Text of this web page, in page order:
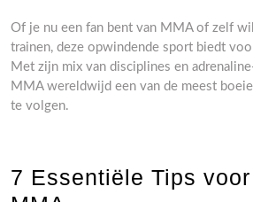
Of je nu een fan bent van MMA of zelf
trainen, deze opwindende sport biedt
Met zijn mix van disciplines en
MMA wereldwijd een van de meest
te volgen.
7 Essentiële Tips